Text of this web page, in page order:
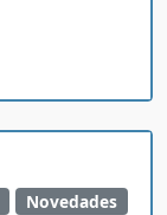
Novedades